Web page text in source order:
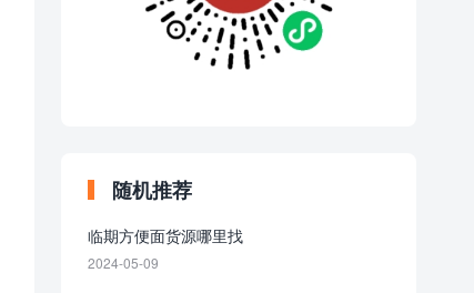
随机推荐
临期方便面货源哪里找
2024-05-09